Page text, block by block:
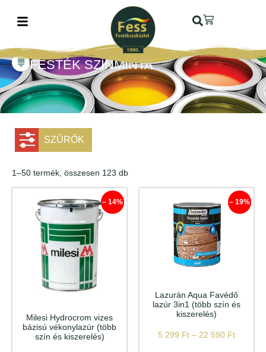
FESTÉK SZÍNMINTA
SZŰRŐK
1–50 termék, összesen 123 db
– 14%
Milesi Hydrocrom vizes
bázisú vékonylazúr (több
szín és kiszerelés)
– 19%
Lazurán Aqua Favédő
lazúr 3in1 (több szín és
kiszerelés)
5 299 Ft – 22 590 Ft